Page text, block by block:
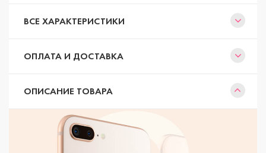
ВСЕ ХАРАКТЕРИСТИКИ
ОПЛАТА И ДОСТАВКА
ОПИСАНИЕ ТОВАРА